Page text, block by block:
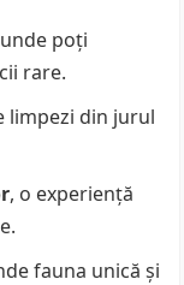
poți
rare.
limpezi din jurul
, o experiență
fauna unică și